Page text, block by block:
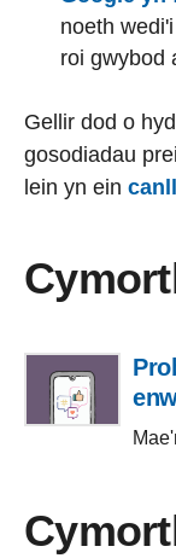
noeth
roi gwybod
Gellir dod o
gosodiadau
lein yn ein